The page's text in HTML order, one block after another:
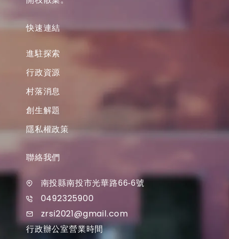
快速連結
進駐探索
行政資源
村落消息
創生解題
隱私權政策
聯絡我們
南投縣南投市光華路66-6號
0492325900
zrsi2021@gmail.com
行政辦公室營業時間